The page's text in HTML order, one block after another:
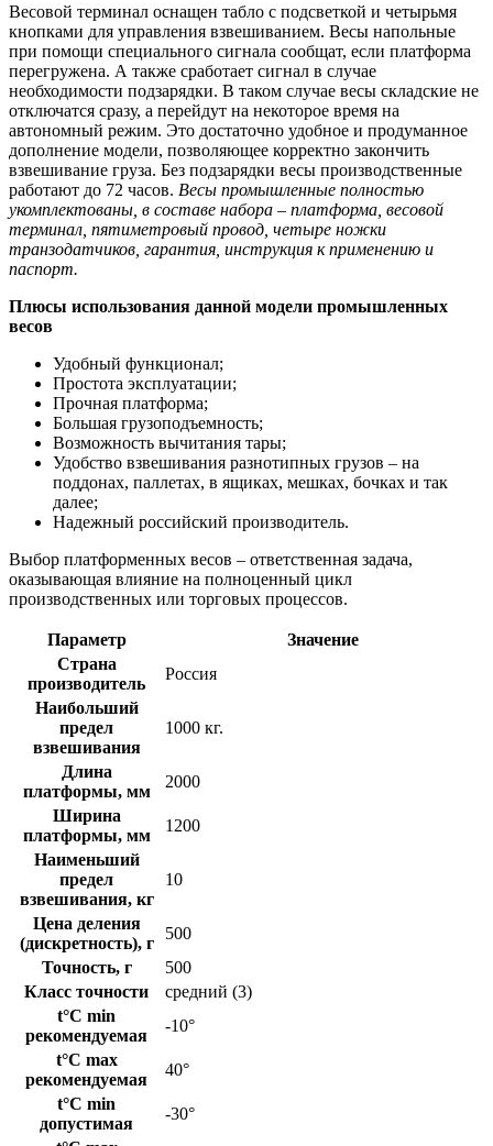
Весовой терминал оснащен табло с подсветкой и четырьмя
кнопками для управления взвешиванием. Весы напольные
при помощи специального сигнала сообщат, если платформа
перегружена. А также сработает сигнал в случае
необходимости подзарядки. В таком случае весы складские не
отключатся сразу, а перейдут на некоторое время на
автономный режим. Это достаточно удобное и продуманное
дополнение модели, позволяющее корректно закончить
взвешивание груза. Без подзарядки весы производственные
работают до 72 часов. Весы промышленные полностью
укомплектованы, в составе набора – платформа, весовой
терминал, пятиметровый провод, четыре ножки
транзодатчиков, гарантия, инструкция к применению и
паспорт.
Плюсы использования данной модели промышленных
весов
Удобный функционал;
Простота эксплуатации;
Прочная платформа;
Большая грузоподъемность;
Возможность вычитания тары;
Удобство взвешивания разнотипных грузов – на
поддонах, паллетах, в ящиках, мешках, бочках и так
далее;
Надежный российский производитель.
Выбор платформенных весов – ответственная задача,
оказывающая влияние на полноценный цикл
производственных или торговых процессов.
Параметр
Значение
Страна
производитель
Россия
Наибольший
предел
взвешивания
1000 кг.
Длина
платформы, мм
2000
Ширина
платформы, мм
1200
Наименьший
предел
взвешивания, кг
10
Цена деления
(дискретность), г
500
Точность, г
500
Класс точности
средний (3)
t°C min
рекомендуемая
-10°
t°C max
рекомендуемая
40°
t°C min
допустимая
-30°